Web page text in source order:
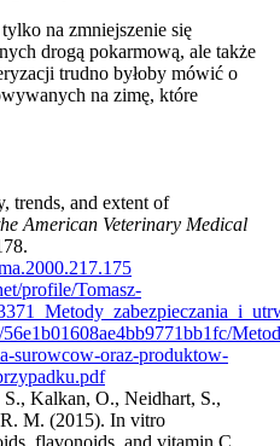
na zmniejszenie się
drogą pokarmową, ale także
trudno byłoby mówić o
na zimę, które
trends, and extent of
American Veterinary Medical
profile/Tomasz-
56e1b01608ae4bb9771bb1fc/
surowcow-oraz-produktow-
Kalkan, O., Neidhart, S.,
M. (2015). In vitro